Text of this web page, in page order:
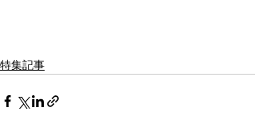
特集記事